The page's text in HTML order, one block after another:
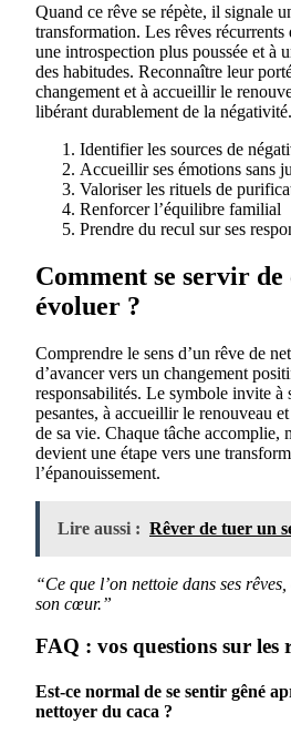
Quand ce rêve se répète, il signale
transformation. Les rêves
une introspection plus poussée et à
des habitudes. Reconnaître leur
changement et à accueillir le
libérant durablement de la négativité.
Identifier les sources de
Accueillir ses émotions sans
Valoriser les rituels de
Renforcer l’équilibre familial
Prendre du recul sur ses
Comment se servir
évoluer ?
Comprendre le sens d’un rêve de
d’avancer vers un changement
responsabilités. Le symbole invite à
pesantes, à accueillir le renouveau
de sa vie. Chaque tâche accomplie,
devient une étape vers une
l’épanouissement.
Lire aussi : Rêver de tuer un
“Ce que l’on nettoie dans ses
son cœur.”
FAQ : vos questions sur les
Est-ce normal de se sentir gêné
nettoyer du caca ?